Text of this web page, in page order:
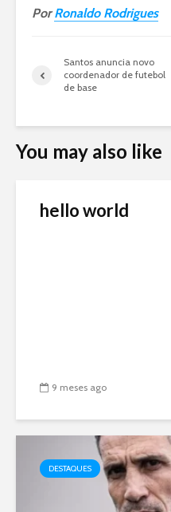
PorRonaldo Rodrigues
Santos anuncia novo
coordenador de futebol
de base
You may also like
hello world
9 meses ago
DESTAQUES